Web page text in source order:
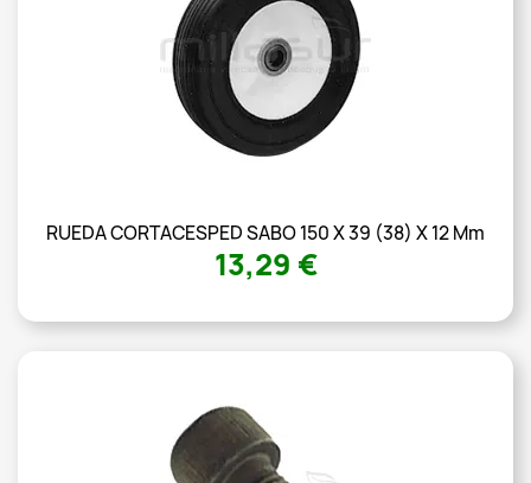
RUEDA CORTACESPED SABO 150 X 39 (38) X 12 Mm
13,29 €